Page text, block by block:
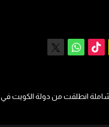
سناب ‫TikTokواتساب
انطلقت من دولة الكويت في 11-11-2013